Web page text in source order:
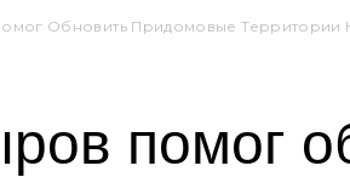
Обновить Придомовые Территории
помог